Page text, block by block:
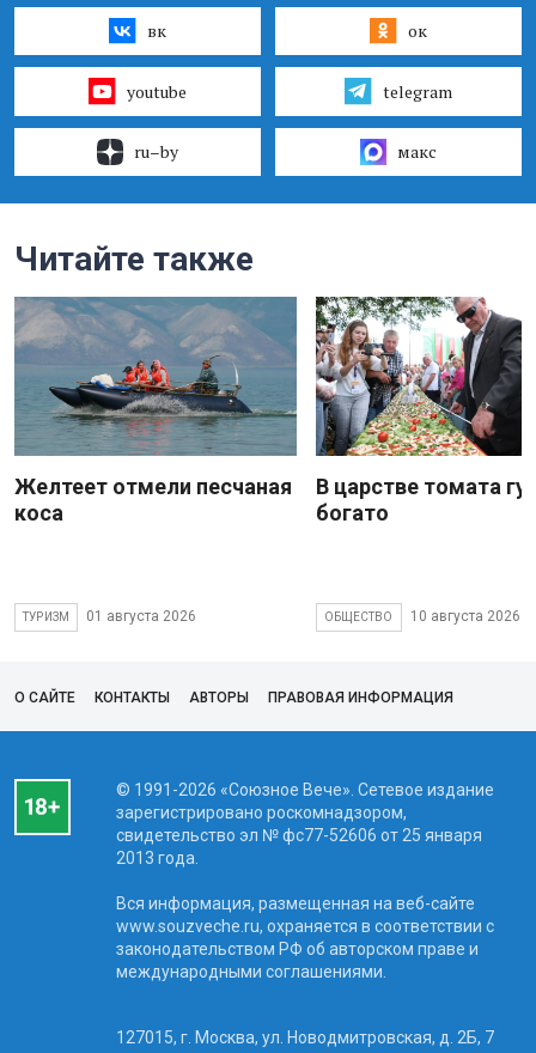
вк ок
youtube telegram
ru–by макс
Читайте также
Желтеет отмели песчаная
коса
ТУРИЗМ 01 августа 2026
В царстве томата
богато
ОБЩЕСТВО 10 августа 2026
О САЙТЕ КОНТАКТЫ АВТОРЫ ПРАВОВАЯ ИНФОРМАЦИЯ
© 1991-2026 «Союзное Вече». Сетевое издание
зарегистрировано роскомнадзором,
свидетельство эл № фc77-52606 от 25 января
2013 года.
Вся информация, размещенная на веб-сайте
www.souzveche.ru, охраняется в соответствии с
законодательством РФ об авторском праве и
международными соглашениями.
127015, г. Москва, ул. Новодмитровская, д. 2Б, 7